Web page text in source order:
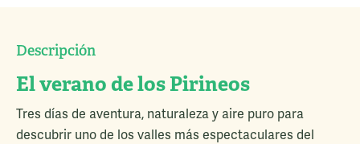
Descripción
El verano de los Pirineos
Tres días de aventura, naturaleza y aire puro para
descubrir uno de los valles más espectaculares del